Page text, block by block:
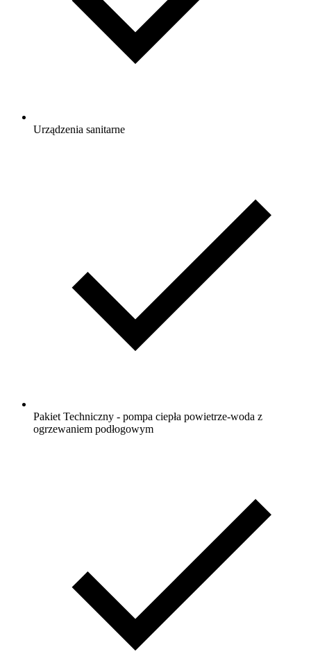
Urządzenia sanitarne
Pakiet Techniczny - pompa ciepła powietrze-woda z
ogrzewaniem podłogowym